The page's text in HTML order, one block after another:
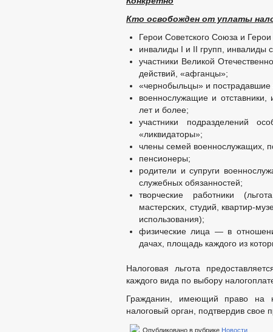
Кто освобожден от уплаты
Герои Советского Союза и
инвалиды I и II групп, инвалиды с
участники Великой
действий, «афганцы»;
«чернобыльцы» и пострадавшие
военнослужащие и
лет и более;
участники подразделений
«ликвидаторы»;
члены семей военнослужащих,
пенсионеры;
родители и супруги
служебных обязанностей;
творческие работники
мастерских, студий, квартир-
использования);
физические лица — в
дачах, площадь каждого из
Налоговая льгота
каждого вида по выбору
Гражданин, имеющий право на
налоговый орган, подтвердив свое
Опубликовано в рубрике Новости